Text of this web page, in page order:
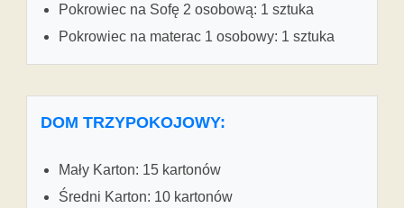
Pokrowiec na Sofę 2 osobową: 1 sztuka
Pokrowiec na materac 1 osobowy: 1 sztuka
DOM TRZYPOKOJOWY:
Mały Karton: 15 kartonów
Średni Karton: 10 kartonów